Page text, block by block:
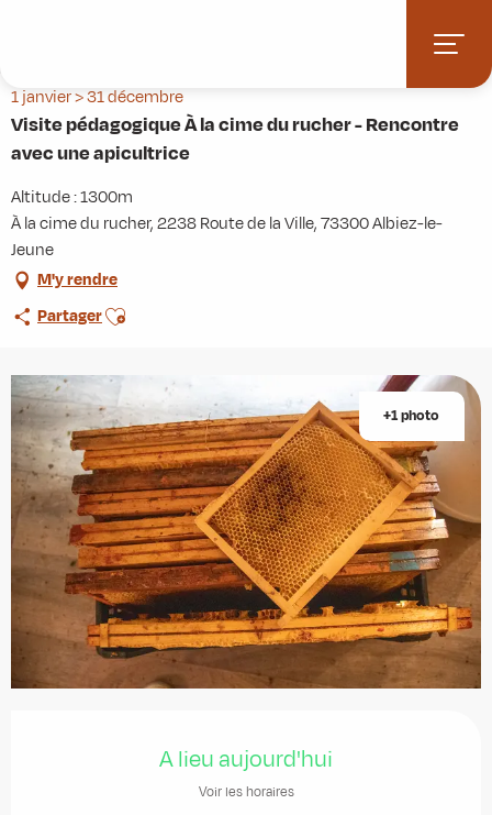
principal
Visite pédagogique À la cime du rucher - Rencontre avec une apicultrice
1 janvier > 31 décembre
Visite pédagogique À la cime du rucher - Rencontre
avec une apicultrice
Altitude : 1300m
À la cime du rucher, 2238 Route de la Ville, 73300 Albiez-le-
Jeune
M'y rendre
PartagerAjouter aux favoris
+1 photo
A lieu aujourd'hui
Voir les horaires